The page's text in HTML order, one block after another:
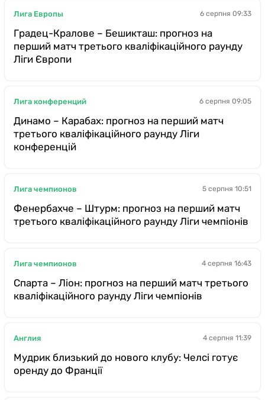
Лига Европы 6 серпня 09:33
Градец-Кралове – Бешикташ: прогноз на
перший матч третього кваліфікаційного раунду
Ліги Європи
Лига конференций 6 серпня 09:05
Динамо – Карабах: прогноз на перший матч
третього кваліфікаційного раунду Ліги
конференцій
Лига чемпионов 5 серпня 10:51
Фенербахче – Штурм: прогноз на перший матч
третього кваліфікаційного раунду Ліги чемпіонів
Лига чемпионов 4 серпня 16:43
Спарта – Ліон: прогноз на перший матч третього
кваліфікаційного раунду Ліги чемпіонів
Англия 4 серпня 11:39
Мудрик близький до нового клубу: Челсі готує
оренду до Франції